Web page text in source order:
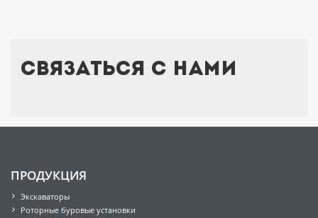
Связаться с нами
ПРОДУКЦИЯ
Экскаваторы
Роторные буровые установки